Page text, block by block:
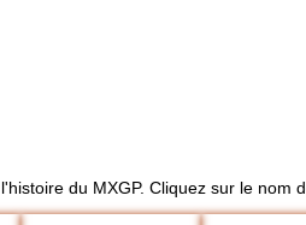
du MXGP. Cliquez sur le nom